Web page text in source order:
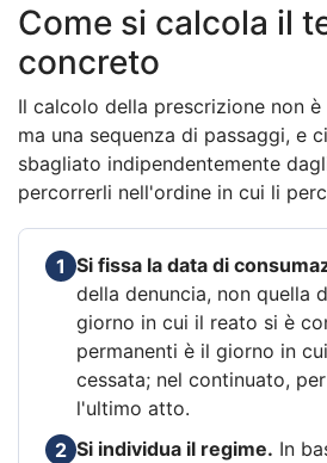
Come si calcola il
concreto
Il calcolo della prescrizione non
ma una sequenza di passaggi, e
sbagliato indipendentemente
percorrerli nell'ordine in cui li
1 Si fissa la data di
della denuncia, non quella
giorno in cui il reato si è
permanenti è il giorno in
cessata; nel continuato,
l'ultimo atto.
2 Si individua il regime. In